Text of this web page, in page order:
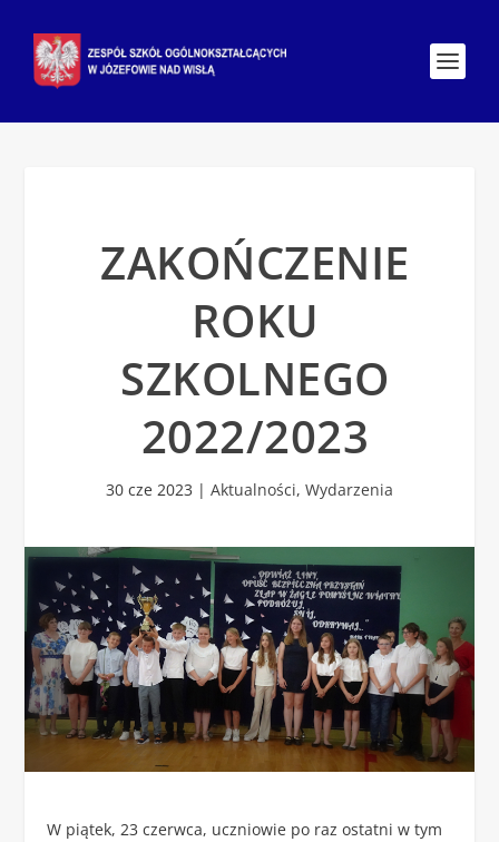
ZAKOŃCZENIE
ROKU
SZKOLNEGO
2022/2023
30 cze 2023 | Aktualności, Wydarzenia
W piątek, 23 czerwca, uczniowie po raz ostatni w tym